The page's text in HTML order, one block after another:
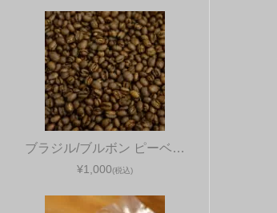
ブラジル/ブルボン ピーベ…
¥1,000(税込)